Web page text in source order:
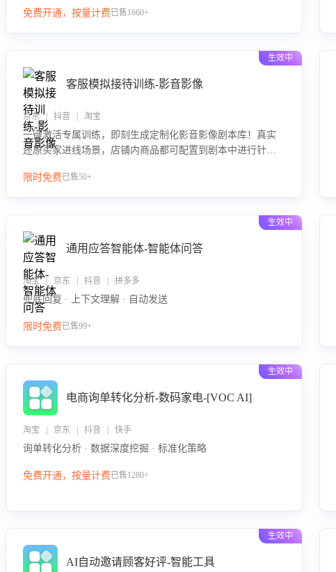
免费开通，按量计费已售1660+
生效中
客服模拟接待训练-影音影像
京东 | 抖音 | 淘宝
一键激活专属训练，即刻生成定制化影音影像剧本库！真实
还原买家进线场景，店铺内商品都可配置到剧本中进行针对
击 “立即开通”，快速获取影音影像类目剧本，一键开启客服
限时免费已售50+
生效中
通用应答智能体-智能体问答
淘宝 | 京东 | 抖音 | 拼多多
兜底回复 · 上下文理解 · 自动发送
限时免费已售99+
生效中
电商询单转化分析-数码家电-[VOC AI]
淘宝 | 京东 | 抖音 | 快手
询单转化分析 · 数据深度挖掘 · 标准化策略
免费开通，按量计费已售1280+
生效中
AI自动邀请顾客好评-智能工具